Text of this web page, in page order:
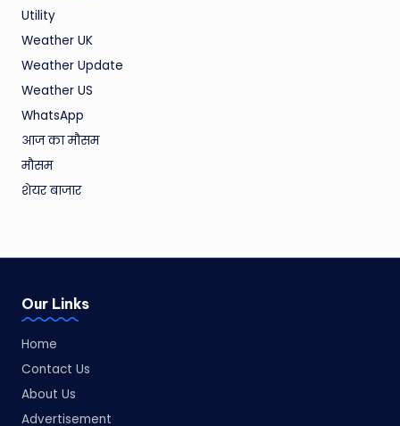
Utility
Weather UK
Weather Update
Weather US
WhatsApp
आज का मौसम
मौसम
शेयर बाजार
Our Links
Home
Contact Us
About Us
Advertisement